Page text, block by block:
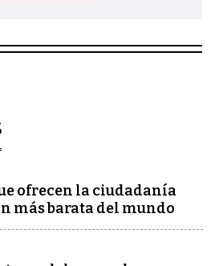
ofrecen la ciudadanía
más barata del mundo